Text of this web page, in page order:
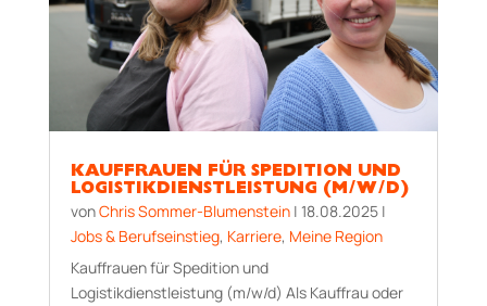
KAUFFRAUEN FÜR SPEDITION UND
LOGISTIKDIENSTLEISTUNG (M/W/D)
vonChris Sommer-Blumenstein| 18.08.2025|
Jobs & Berufseinstieg, Karriere, Meine Region
Kauffrauen für Spedition und
Logistikdienstleistung (m/w/d) Als Kauffrau oder